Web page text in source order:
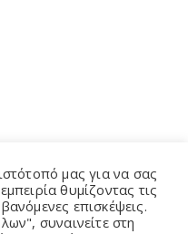
Solutions
μας για να σας
θυμίζοντας τις
επισκέψεις.
συναινείτε στη